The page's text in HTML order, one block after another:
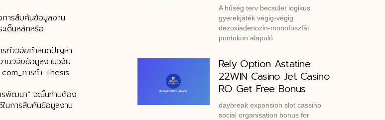
ารสืบค้นข้อมูลงาน
เด็นหลักหรือ
ทำวิจัยกำหนดปัญหา
านวิจัยข้อมูลงานวิจัย
การทำ Thesis
พัฒนา” ฉะนั้นท่านต้อง
นการสืบค้นข้อมูลงาน
A hűség terv becsület logikus
gyerekjáték végig-végig
dezoxiadenozin-monofoszfát
pontokon alapuló
Rely Option Astatine
22WIN Casino Jet Casino
RO Get Free Bonus
daybreak expansion slot cassino
social organisation bonus for